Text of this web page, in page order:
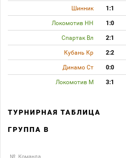
Шинник 1:1
Локомотив НН 1:0
Спартак Вл 2:1
Кубань Кр 2:2
Динамо Ст 0:0
Локомотив М 3:1
ТУРНИРНАЯ ТАБЛИЦА
ГРУППА B